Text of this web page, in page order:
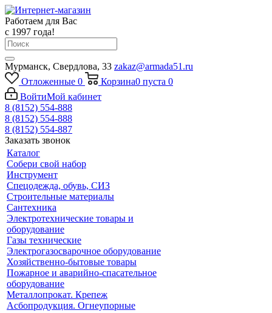
Работаем для Вас
с 1997 года!
Мурманск, Свердлова, 33 zakaz@armada51.ru
Отложенные 0 Корзина0 пуста 0
ВойтиМой кабинет
8 (8152) 554-888
8 (8152) 554-888
8 (8152) 554-887
Заказать звонок
Каталог
Собери свой набор
Инструмент
Спецодежда, обувь, СИЗ
Строительные материалы
Сантехника
Электротехнические товары и
оборудование
Газы технические
Электрогазосварочное оборудование
Хозяйственно-бытовые товары
Пожарное и аварийно-спасательное
оборудование
Металлопрокат. Крепеж
Асбопродукция. Огнеупорные